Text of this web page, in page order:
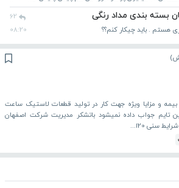
بسته بندی مداد رنگی
هستم . باید چیکار کنم؟؟
08:20
)
و مزایا ویژه جهت کار در تولید قطعات لاستیک ساعت
14.00خارج از این تایم جواب داده نمیشود باتشکر مدیریت شرکت اصفهان
سنی 20ا...